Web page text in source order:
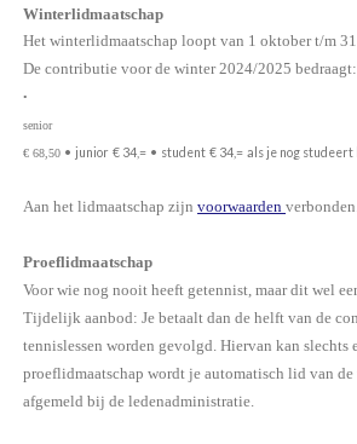
Winterlidmaatschap
Het winterlidmaatschap loopt van 1 oktober t/m 31
De contributie voor de winter 2024/2025 bedraagt:
•
senior
€ 68,50 • junior € 34,= • student € 34,= als je nog
Aan het lidmaatschap zijnvoorwaardenverbonden.
Proeflidmaatschap
Voor wie nog nooit heeft getennist, maar dit wel
Tijdelijk aanbod: Je betaalt dan de helft van de
tennislessen worden gevolgd. Hiervan kan slechts
proeflidmaatschap wordt je automatisch lid van
afgemeld bij de ledenadministratie.